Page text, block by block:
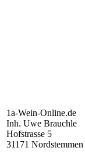
1a-Wein-Online.de
Inh. Uwe Brauchle
Hofstrasse 5
31171 Nordstemmen